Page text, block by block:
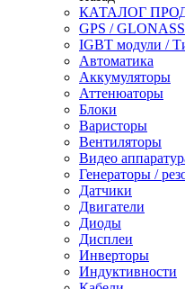
КАТАЛОГ
GPS /
IGBT модули /
Автоматика
Аккумуляторы
Аттенюаторы
Блоки
Варисторы
Вентиляторы
Видео
Генераторы /
Датчики
Двигатели
Диоды
Дисплеи
Инверторы
Индуктивности